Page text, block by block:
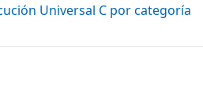
Universal C por categoría